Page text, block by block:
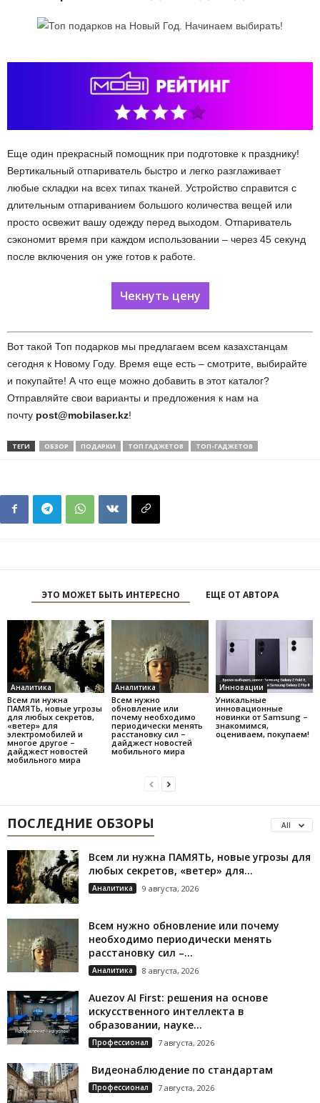
Еще один прекрасный помощник при подготовке к празднику!
Вертикальный отпариватель быстро и легко разглаживает
любые складки на всех типах тканей. Устройство справится с
длительным отпариванием большого количества вещей или
просто освежит вашу одежду перед выходом. Отпариватель
сэкономит время при каждом использовании – через 45 секунд
после включения он уже готов к работе.
Чекнуть цену
Вот такой Топ подарков мы предлагаем всем казахстанцам
сегодня к Новому Году. Время еще есть – смотрите, выбирайте
и покупайте! А что еще можно добавить в этот каталог?
Отправляйте свои варианты и предложения к нам на
почту post@mobilaser.kz!
ТЕГИ ОБЗОР ПОДАРКИ ТОП ГАДЖЕТОВ ТОП-ГАДЖЕТОВ
ЭТО МОЖЕТ БЫТЬ ИНТЕРЕСНО ЕЩЕ ОТ АВТОРА
Аналитика
Всем ли нужна
ПАМЯТЬ, новые угрозы
для любых секретов,
«ветер» для
электромобилей и
многое другое –
дайджест новостей
мобильного мира
Аналитика
Всем нужно
обновление или
почему необходимо
периодически менять
расстановку сил –
дайджест новостей
мобильного мира
Инновации
Уникальные
инновационные
новинки от Samsung –
знакомимся,
оцениваем, покупаем!
ПОСЛЕДНИЕ ОБЗОРЫ All
Всем ли нужна ПАМЯТЬ, новые угрозы для
любых секретов, «ветер» для...
Аналитика 9 августа, 2026
Всем нужно обновление или почему
необходимо периодически менять
расстановку сил –...
Аналитика 8 августа, 2026
Auezov AI First: решения на основе
искусственного интеллекта в
образовании, науке...
Профессионал 7 августа, 2026
Видеонаблюдение по стандартам
Профессионал 7 августа, 2026